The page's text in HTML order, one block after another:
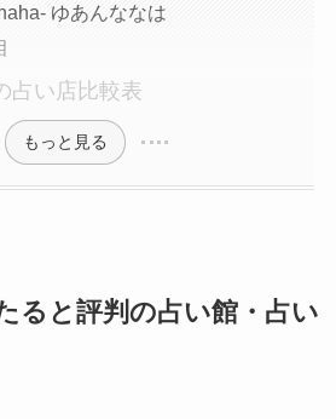
ゆあんななは
占い店比較表
もっと見る
ると評判の占い館・占い